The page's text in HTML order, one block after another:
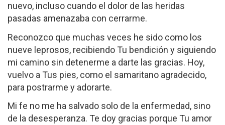
nuevo, incluso cuando el dolor de las heridas
pasadas amenazaba con cerrarme.
Reconozco que muchas veces he sido como los
nueve leprosos, recibiendo Tu bendición y siguiendo
mi camino sin detenerme a darte las gracias. Hoy,
vuelvo a Tus pies, como el samaritano agradecido,
para postrarme y adorarte.
Mi fe no me ha salvado solo de la enfermedad, sino
de la desesperanza. Te doy gracias porque Tu amor